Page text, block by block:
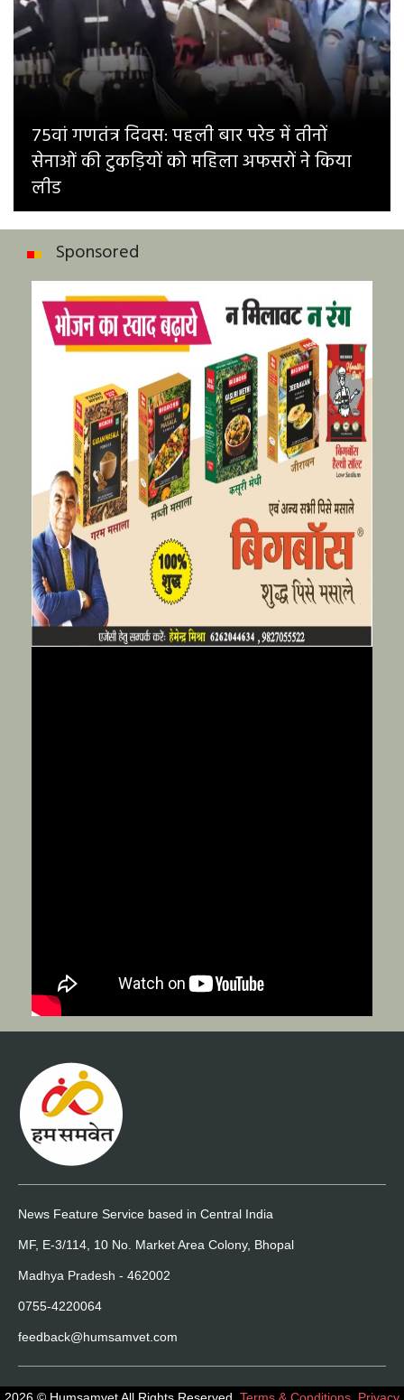
75वां गणतंत्र दिवस: पहली बार परेड में तीनों
सेनाओं की टुकड़ियों को महिला अफसरों ने किया
लीड
Sponsored
News Feature Service based in Central India
MF, E-3/114, 10 No. Market Area Colony, Bhopal
Madhya Pradesh - 462002
0755-4220064
feedback@humsamvet.com